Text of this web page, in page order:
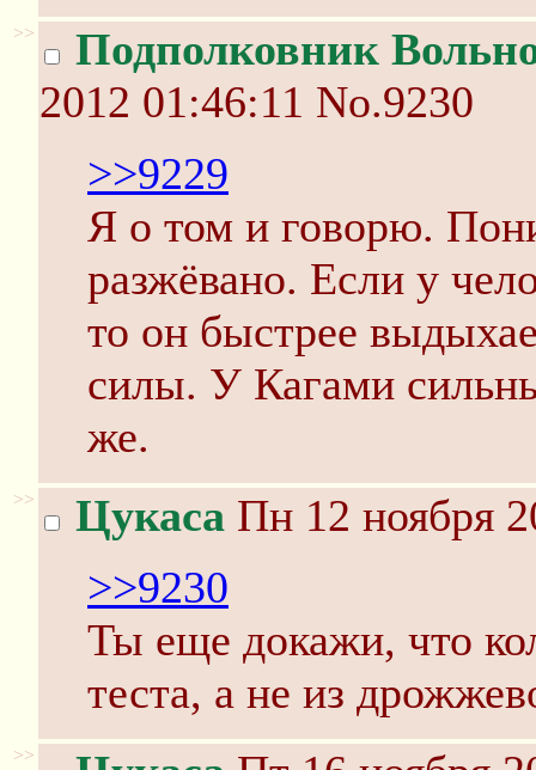
>>
Подполковник
2012 01:46:11 No.9230
>>9229
Я о том и говорю.
разжёвано. Если у
то он быстрее
силы. У Кагами
же.
>> Цукаса Пн 12 ноября
>>9230
Ты еще докажи, что
теста, а не из
>>